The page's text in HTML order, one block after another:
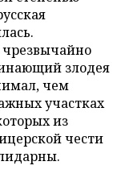
злодея
чем
участках
из
чести